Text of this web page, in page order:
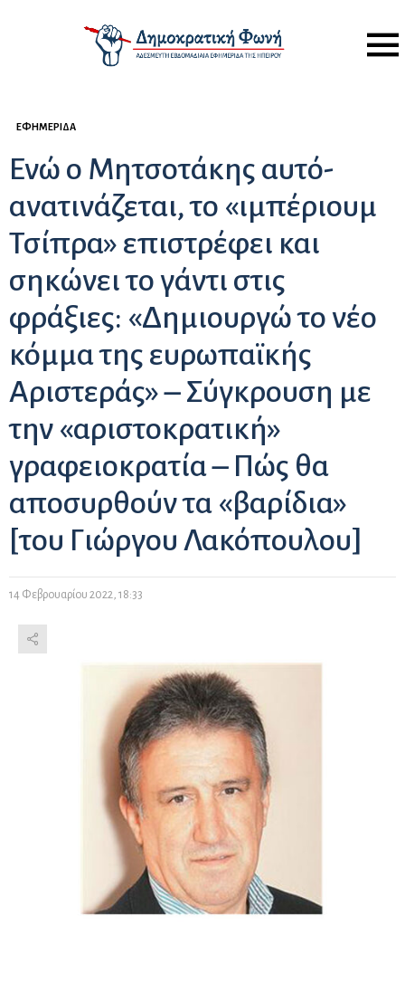
Menu
ΕΦΗΜΕΡΊΔΑ
Ενώ ο Μητσοτάκης αυτό-
ανατινάζεται, το «ιμπέριουμ
Τσίπρα» επιστρέφει και
σηκώνει το γάντι στις
φράξιες: «Δημιουργώ το νέο
κόμμα της ευρωπαϊκής
Αριστεράς» – Σύγκρουση με
την «αριστοκρατική»
γραφειοκρατία – Πώς θα
αποσυρθούν τα «βαρίδια»
[του Γιώργου Λακόπουλου]
14 Φεβρουαρίου 2022, 18:33